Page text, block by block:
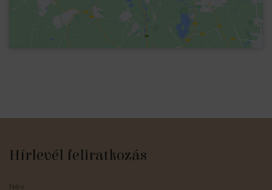
Hírlevél feliratkozás